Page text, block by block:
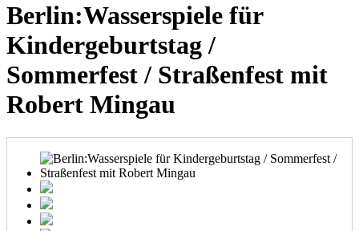
Berlin:Wasserspiele für
Kindergeburtstag /
Sommerfest / Straßenfest mit
Robert Mingau